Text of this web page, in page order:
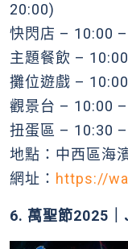
20:00)
快閃店 – 10:00
主題餐飲 –
攤位遊戲 –
觀景台 – 10:00
扭蛋區 – 10:30
地點：中西區海
網址： https://
6. 萬聖節2025